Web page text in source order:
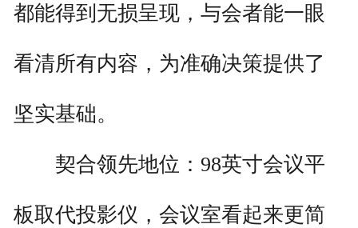
都能得到无损呈现，与会者能一眼
看清所有内容，为准确决策提供了
坚实基础。
契合领先地位：98英寸会议平
板取代投影仪，会议室看起来更简